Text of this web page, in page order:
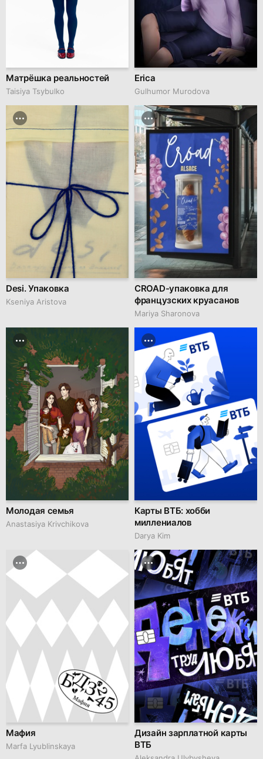
Матрёшка реальностей
Taisiya Tsybulko
Erica
Gulhumor Murodova
Desi. Упаковка
Kseniya Aristova
CROAD-упаковка для
французских круасанов
Mariya Sharonova
Молодая семья
Anastasiya Krivchikova
Карты ВТБ: хобби
миллениалов
Darya Kim
Мафия
Marfa Lyublinskaya
Дизайн зарплатной карты
ВТБ